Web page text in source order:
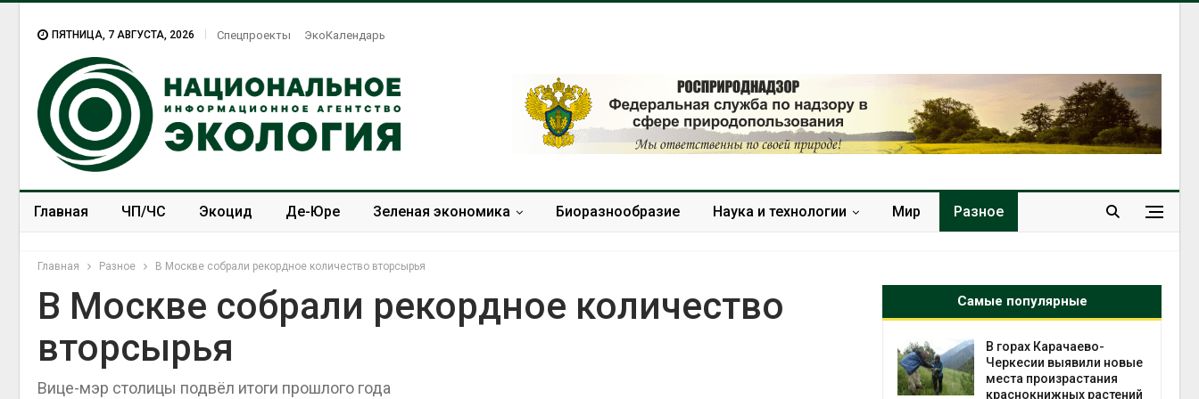
ПЯТНИЦА, 7 АВГУСТА, 2026 Спецпроекты ЭкоКалендарь
Главная ЧП/ЧС Экоцид Де-Юре Зеленая экономика Биоразнообразие Наука и технологии Мир Разное
Главная Разное В Москве собрали рекордное количество вторсырья
В Москве собрали рекордное количество
вторсырья
Вице-мэр столицы подвёл итоги прошлого года
Самые популярные
В горах Карачаево-
Черкесии выявили новые
места произрастания
краснокнижных растений